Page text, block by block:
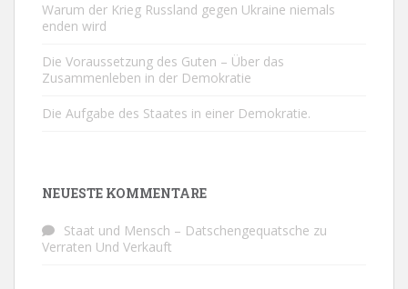
Warum der Krieg Russland gegen Ukraine niemals
enden wird
Die Voraussetzung des Guten – Über das
Zusammenleben in der Demokratie
Die Aufgabe des Staates in einer Demokratie.
NEUESTE KOMMENTARE
Staat und Mensch – Datschengequatsche zu
Verraten Und Verkauft